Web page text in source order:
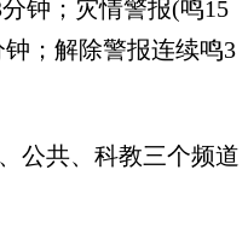
钟；灾情警报(鸣15
；解除警报连续鸣3
公共、科教三个频道